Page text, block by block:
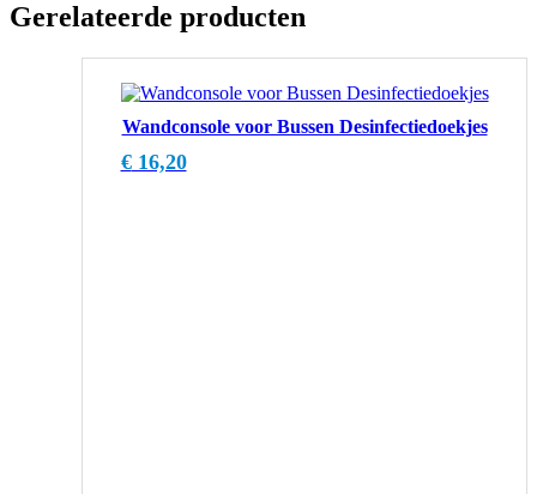
Gerelateerde producten
Wandconsole voor Bussen Desinfectiedoekjes
€16,20